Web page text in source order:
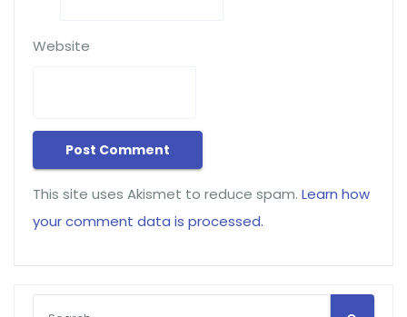
Website
This site uses Akismet to reduce spam. Learn how
your comment data is processed.